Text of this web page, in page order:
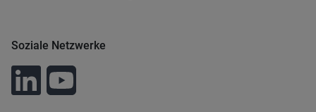
Soziale Netzwerke